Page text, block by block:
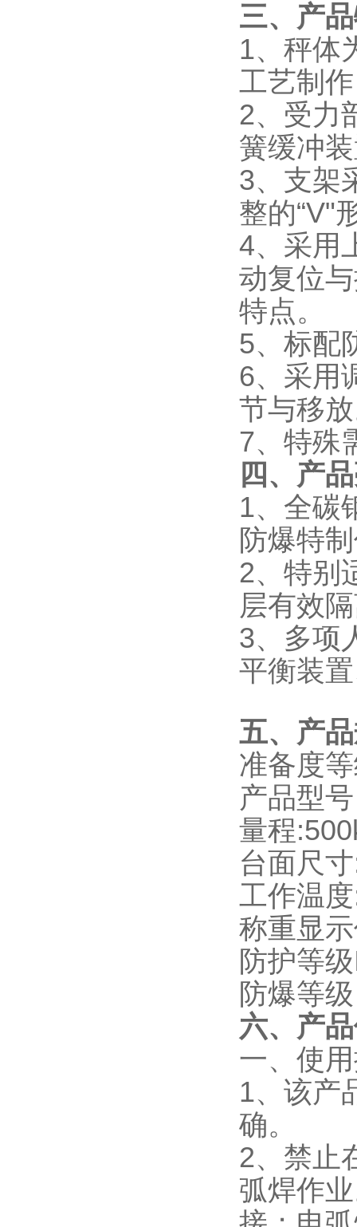
三、产
1、秤体
工艺制
2、受力
簧缓冲
3、支架
整的“V"
4、采用
动复位
特点。
5、标配
6、采用
节与移
7、特殊
四、产
1、全碳
防爆特
2、特别
层有效
3、多项
平衡装
五、产
准备度
产品型
量程
台面尺
工作温
称重显
防护等
防爆等
六、产
一、使
1、该产
确。
2、禁止
弧焊作